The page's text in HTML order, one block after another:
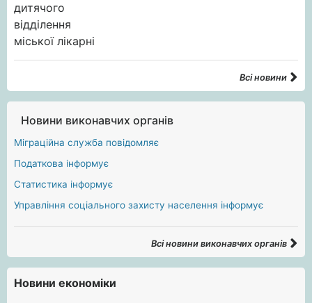
Всі новини
Новини виконавчих органів
Міграційна служба повідомляє
Податкова інформує
Статистика інформує
Управління соціального захисту населення інформує
Всі новини виконавчих органів
Новини економіки